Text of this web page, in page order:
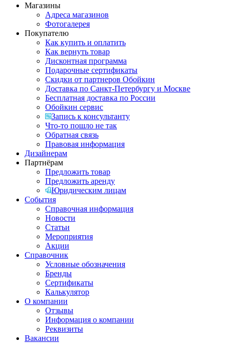
Магазины
Адреса магазинов
Фотогалерея
Покупателю
Как купить и оплатить
Как вернуть товар
Дисконтная программа
Подарочные сертификаты
Скидки от партнеров Обойкин
Доставка по Санкт-Петербургу и Москве
Бесплатная доставка по России
Обойкин сервис
Запись к консультанту
Что-то пошло не так
Обратная связь
Правовая информация
Дизайнерам
Партнёрам
Предложить товар
Предложить аренду
Юридическим лицам
События
Справочная информация
Новости
Статьи
Мероприятия
Акции
Справочник
Условные обозначения
Бренды
Сертификаты
Калькулятор
О компании
Отзывы
Информация о компании
Реквизиты
Вакансии